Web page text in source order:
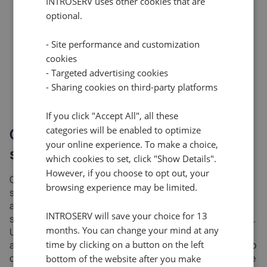
un unico repository di aggiornamenti con la
possibilità di aggiornarli con un semplice click
canale o dal volume dei dati
grazie a una comoda interfaccia grafica, viene
fornito un registro leggibile di ciò che accade sul
router
OPNSense - un fork che può
superare il codice originale
OPNSense è un router software funzionalmente molto
simile a pfSense. La differenza più evidente per i più,
anche per gli utenti esperti e gli amministratori di
sistema, sarà un'interfaccia completamente ridisegnata.
Un'altra differenza è l'insieme di plugin e componenti
aggiuntivi presenti nel repository del software aggiuntivo
da installare. Data la somiglianza, è difficile individuare le
optional.
- Site performance and customization
cookies
- Targeted advertising cookies
- Sharing cookies on third-party platforms
If you click "Accept All", all these
categories will be enabled to optimize
your online experience. To make a choice,
which cookies to set, click "Show Details".
However, if you choose to opt out, your
browsing experience may be limited.
INTROSERV will save your choice for 13
months. You can change your mind at any
time by clicking on a button on the left
bottom of the website after you make